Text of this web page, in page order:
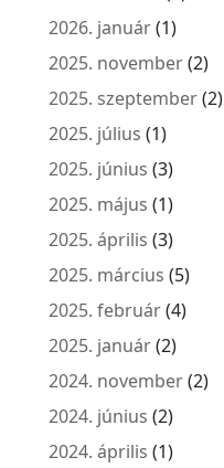
2026. január(1)
2025. november(2)
2025. szeptember(2)
2025. július (1)
2025. június (3)
2025. május (1)
2025. április (3)
2025. március (5)
2025. február(4)
2025. január(2)
2024. november(2)
2024. június (2)
2024. április (1)